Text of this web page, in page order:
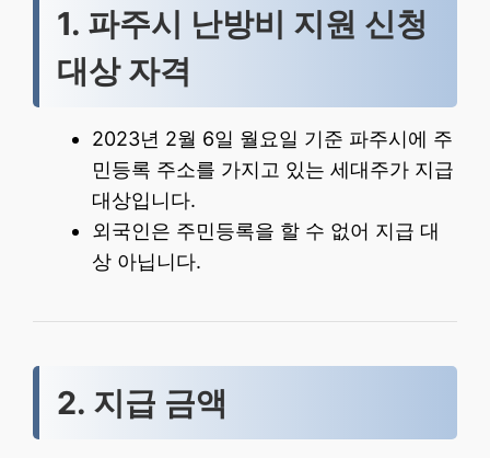
2. 지급 금액
3. 신청 기간 및 5부제 기간
4. 신청방법
5. 사용처
6. 함께 보면 돈 되는 정보
1. 파주시 난방비 지원 신청
대상 자격
2023년 2월 6일 월요일 기준 파주시에 주
민등록 주소를 가지고 있는 세대주가 지급
대상입니다.
외국인은 주민등록을 할 수 없어 지급 대
상 아닙니다.
2. 지급 금액